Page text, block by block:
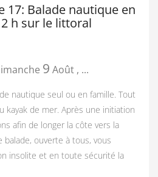
17: Balade nautique en
h sur le littoral
9 Août , ...
nautique seul ou en famille. Tout
kayak de mer. Après une initiation
afin de longer la côte vers la
ouverte à tous, vous
insolite et en toute sécurité la